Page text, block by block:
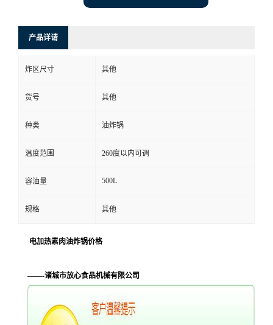
产品详请
炸区尺寸 其他
货号 其他
种类 油炸锅
温度范围 260度以内可调
容油量 500L
规格 其他
电加热素肉油炸锅价格
——-诸城市放心食品机械有限公司